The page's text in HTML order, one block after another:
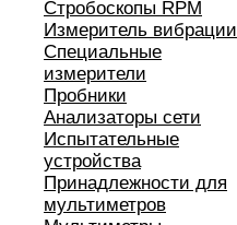
Стробоскопы RPM
Измеритель вибрации
Специальные
измерители
Пробники
Анализаторы сети
Испытательные
устройства
Принадлежности для
мультиметров